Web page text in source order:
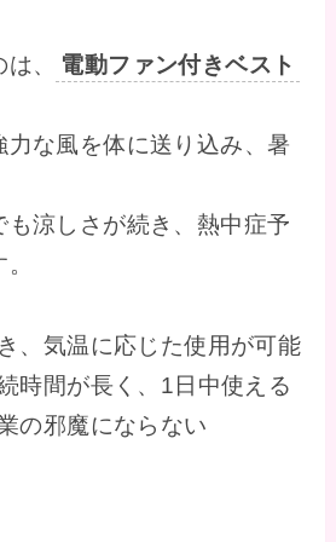
、
電動ファン付きベスト
力な風を体に送り込み、暑
涼しさが続き、熱中症予
、気温に応じた使用が可能
時間が長く、1日中使える
の邪魔にならない